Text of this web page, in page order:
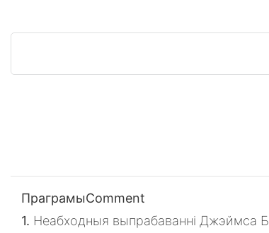
ПраграмыComment
1. Неабходныя выпрабаванні Джэймса